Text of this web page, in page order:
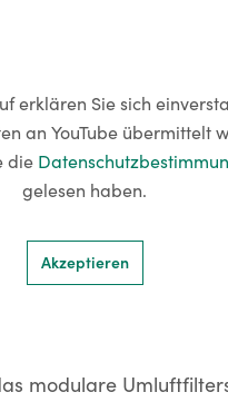
erklären Sie sich
an YouTube übermittelt
die
gelesen haben.
Akzeptieren
modulare